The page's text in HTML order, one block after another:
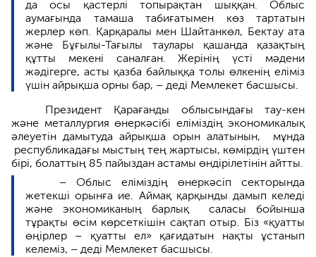
да осы қастерлі топырақтан шыққан. Облыс
аумағында тамаша табиғатымен көз тартатын
жерлер көп. Қарқаралы мен Шайтанкөл, Бектау ата
және Бұғылы-Тағылы таулары қашанда қазақтың
құтты мекені саналған. Жерінің үсті мәдени
жәдігерге, асты қазба байлыққа толы өлкенің еліміз
үшін айрықша орны бар, – деді Мемлекет басшысы.
Президент Қарағанды облысындағы тау-кен
және металлургия өнеркәсібі еліміздің экономикалық
әлеуетін дамытуда айрықша орын алатынын, мұнда
республикадағы мыстың тең жартысы, көмірдің үштен
бірі, болаттың 85 пайыздан астамы өндірілетінін айтты.
– Облыс еліміздің өнеркәсіп секторында
жетекші орынға ие. Аймақ қарқынды дамып келеді
және экономиканың барлық саласы бойынша
тұрақты өсім көрсеткішін сақтап отыр. Біз «қуатты
өңірлер – қуатты ел» қағидатын нақты ұстанып
келеміз, – деді Мемлекет басшысы.